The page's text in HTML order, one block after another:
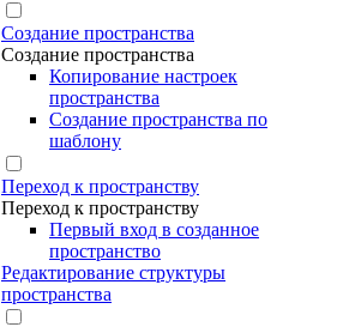
Создание пространства
Создание пространства
Копирование настроек
пространства
Создание пространства по
шаблону
Переход к пространству
Переход к пространству
Первый вход в созданное
пространство
Редактирование структуры
пространства